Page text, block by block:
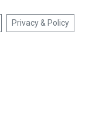
Privacy & Policy